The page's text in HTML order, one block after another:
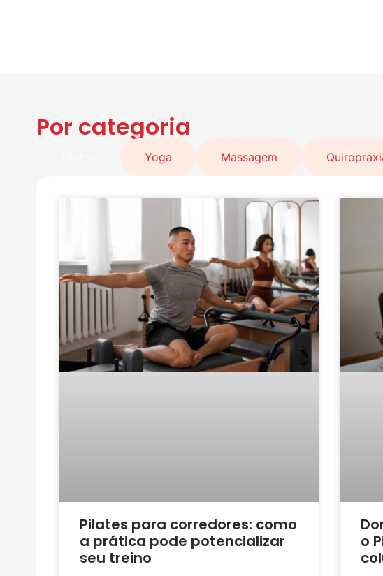
Por categoria
Yoga Massagem
Pilates para corredores: como
a prática pode potencializar
seu treino
o